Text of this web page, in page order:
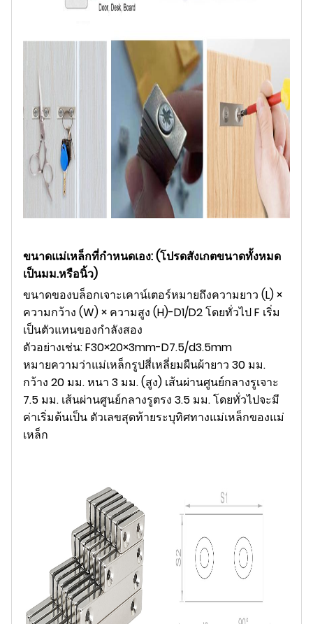
ขนาดแม่เหล็กที่กำหนดเอง: (โปรดสังเกตขนาดทั้งหมด
เป็นมม.หรือนิ้ว)
ขนาดของบล็อกเจาะเคาน์เตอร์หมายถึงความยาว (L) ×
ความกว้าง (W) × ความสูง (H)-D1/D2 โดยทั่วไป F เริ่ม
เป็นตัวแทนของกำลังสอง
ตัวอย่างเช่น: F30×20×3mm-D7.5/d3.5mm
หมายความว่าแม่เหล็กรูปสี่เหลี่ยมผืนผ้ายาว 30 มม.
กว้าง 20 มม. หนา 3 มม. (สูง) เส้นผ่านศูนย์กลางรูเจาะ
7.5 มม. เส้นผ่านศูนย์กลางรูตรง 3.5 มม. โดยทั่วไปจะมี
ค่าเริ่มต้นเป็น ตัวเลขสุดท้ายระบุทิศทางแม่เหล็กของแม่
เหล็ก